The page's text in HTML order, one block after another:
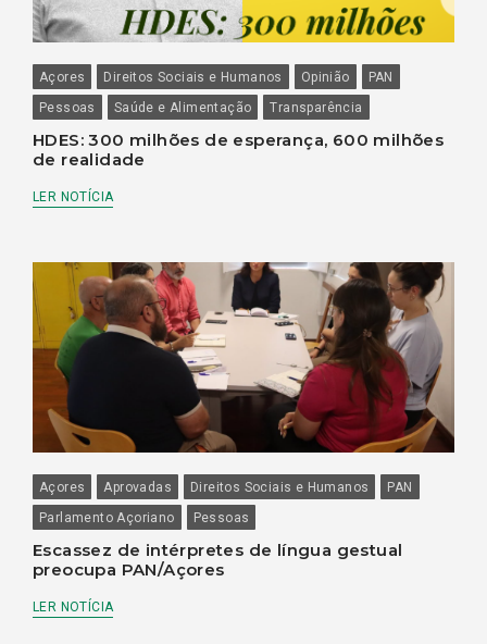
Açores Direitos Sociais e Humanos Opinião
PAN
Pessoas
Saúde e Alimentação Transparência
HDES: 300 milhões de esperança, 600 milhões
de realidade
LER NOTÍCIA
Açores Aprovadas Direitos Sociais e Humanos
PAN
Parlamento Açoriano
Pessoas
Escassez de intérpretes de língua gestual
preocupa PAN/Açores
LER NOTÍCIA